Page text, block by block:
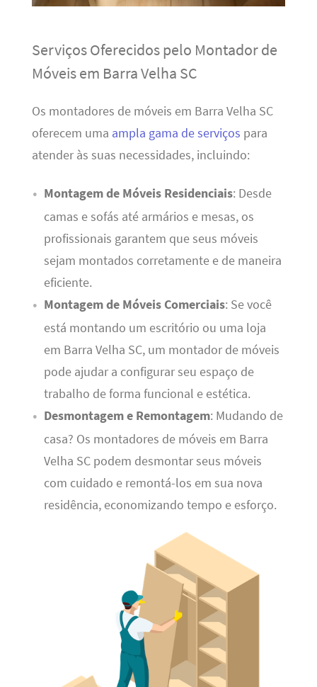
Serviços Oferecidos pelo Montador de
Móveis em Barra Velha SC
Os montadores de móveis em Barra Velha SC
oferecem uma ampla gama de serviços para
atender às suas necessidades, incluindo:
Montagem de Móveis Residenciais: Desde
camas e sofás até armários e mesas, os
profissionais garantem que seus móveis
sejam montados corretamente e de maneira
eficiente.
Montagem de Móveis Comerciais: Se você
está montando um escritório ou uma loja
em Barra Velha SC, um montador de móveis
pode ajudar a configurar seu espaço de
trabalho de forma funcional e estética.
Desmontagem e Remontagem: Mudando de
casa? Os montadores de móveis em Barra
Velha SC podem desmontar seus móveis
com cuidado e remontá-los em sua nova
residência, economizando tempo e esforço.